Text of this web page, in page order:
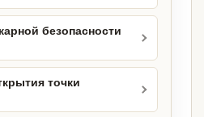
безопасности
точки